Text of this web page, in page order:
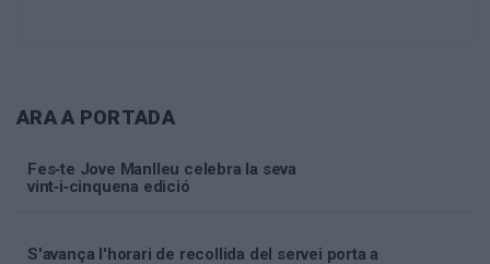
ARA A PORTADA
Fes‑te Jove Manlleu celebra la seva
vint‑i‑cinquena edició
S'avança l'horari de recollida del servei porta a